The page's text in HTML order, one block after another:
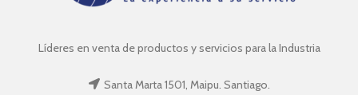
Líderes en venta de productos y servicios para la Industria
Santa Marta 1501, Maipu. Santiago.